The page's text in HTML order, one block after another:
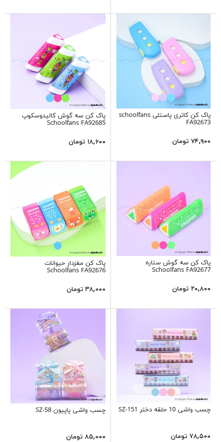
پاک کن کاتری پاستلی schoolfans
FA92673
۷۴,۹۰۰ تومان
پاک کن سه گوش کالیدوسکوپ
Schoolfans FA92685
۱۸,۶۰۰ تومان
پاک کن سه گوش ستاره
Schoolfans FA92677
۲۰,۸۰۰ تومان
پاک کن مغزدار حیوانات
Schoolfans FA92676
۳۸,۰۰۰ تومان
چسب واشی 10 حلقه دختر SZ-151
۷۸,۵۰۰ تومان
چسب واشی پاپیون SZ-58
۸۵,۰۰۰ تومان